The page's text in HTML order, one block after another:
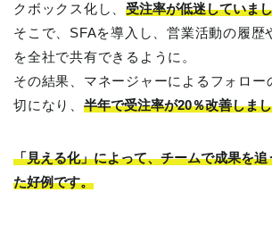
クボックス化し、 受注率が低迷していま
そこで、SFAを導入し、営業活動の履歴
を全社で共有できるように。
その結果、マネージャーによるフォロー
切になり、 半年で受注率が20％改善しま
「見える化」によって、チームで成果を
た好例です。